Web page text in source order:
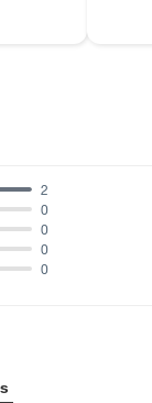
0
0
0
0
2